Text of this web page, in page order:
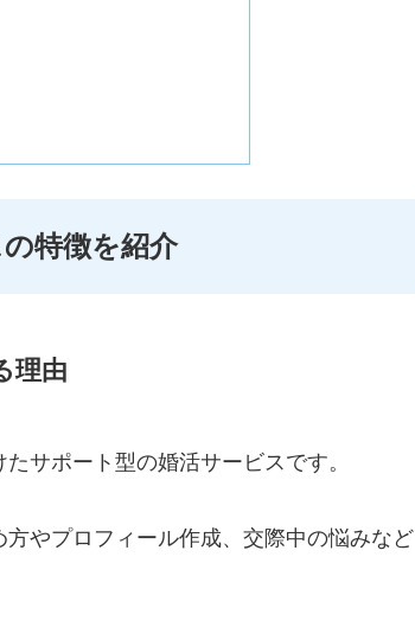
特徴を紹介
理由
サポート型の婚活サービスです。
やプロフィール作成、交際中の悩みなど